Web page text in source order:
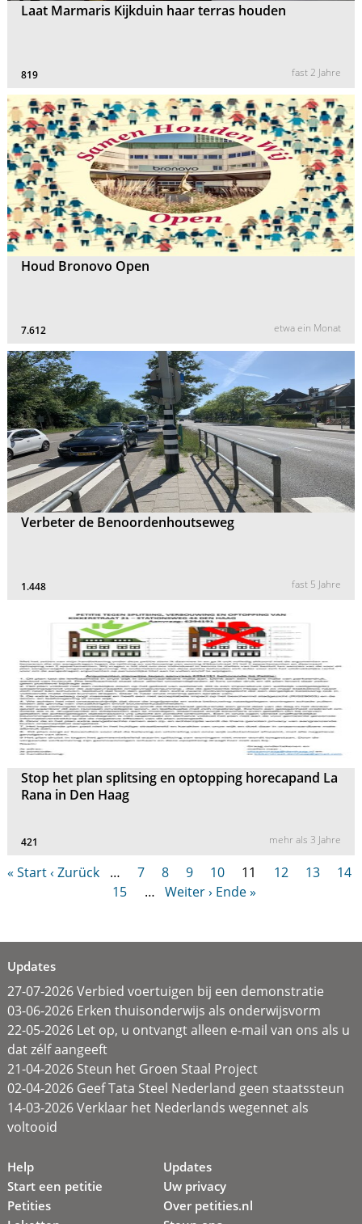
Laat Marmaris Kijkduin haar terras houden
819 fast 2 Jahre
Houd Bronovo Open
7.612 etwa ein Monat
Verbeter de Benoordenhoutseweg
1.448 fast 5 Jahre
Stop het plan splitsing en optopping horecapand La
Rana in Den Haag
421 mehr als 3 Jahre
« Start‹ Zurück … 7 8 9 10 11 12 13
14
15
… Weiter › Ende »
Updates
27-07-2026 Verbied voertuigen bij een demonstratie
03-06-2026 Erken thuisonderwijs als onderwijsvorm
22-05-2026 Let op, u ontvangt alleen e-mail van ons als u
dat zélf aangeeft
21-04-2026 Steun het Groen Staal Project
02-04-2026 Geef Tata Steel Nederland geen staatssteun
14-03-2026 Verklaar het Nederlands wegennet als
voltooid
Help
Start een petitie
Petities
Updates
Uw privacy
Over petities.nl